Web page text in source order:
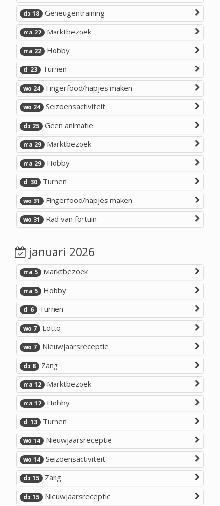
do 18 Geheugentraining
ma 22 Marktbezoek
ma 22 Hobby
di 23 Turnen
wo 24 Fingerfood/hapjes maken
wo 24 Seizoensactiviteit
do 25 Geen animatie
ma 29 Marktbezoek
ma 29 Hobby
di 30 Turnen
wo 31 Fingerfood/hapjes maken
wo 31 Rad van fortuin
januari 2026
ma 5 Marktbezoek
ma 5 Hobby
di 6 Turnen
wo 7 Lotto
wo 7 Nieuwjaarsreceptie
do 8 Zang
ma 12 Marktbezoek
ma 12 Hobby
di 13 Turnen
wo 14 Nieuwjaarsreceptie
wo 14 Seizoensactiviteit
do 15 Zang
do 15 Nieuwjaarsreceptie